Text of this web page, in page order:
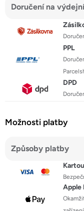
Doručení na
PPL
DPD
Možnosti platby
Způsoby platby
Apple